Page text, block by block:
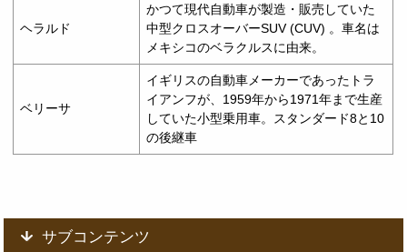
ヘラルド
かつて現代自動車が製造・販売していた
中型クロスオーバーSUV (CUV) 。車名は
メキシコのベラクルスに由来。
ベリーサ
イギリスの自動車メーカーであったトラ
イアンフが、1959年から1971年まで生産
していた小型乗用車。スタンダード8と10
の後継車
サブコンテンツ